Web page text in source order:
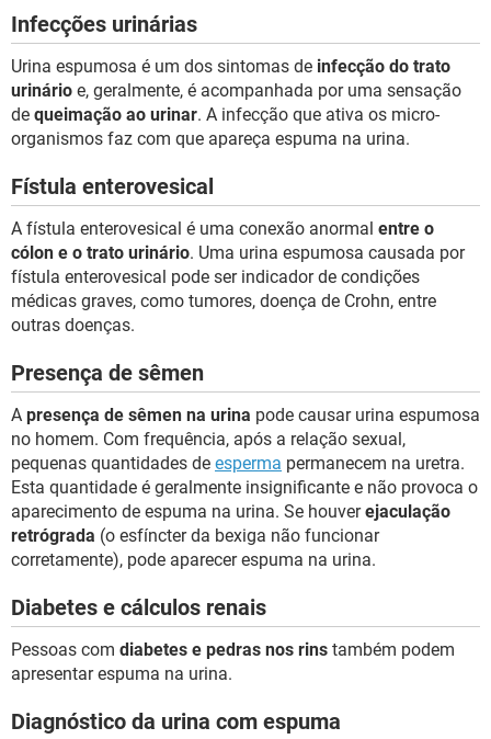
Infecções urinárias
Urina espumosa é um dos sintomas de infecção do trato
urinário e, geralmente, é acompanhada por uma sensação
de queimação ao urinar. A infecção que ativa os micro-
organismos faz com que apareça espuma na urina.
Fístula enterovesical
A fístula enterovesical é uma conexão anormal entre o
cólon e o trato urinário. Uma urina espumosa causada por
fístula enterovesical pode ser indicador de condições
médicas graves, como tumores, doença de Crohn, entre
outras doenças.
Presença de sêmen
A presença de sêmen na urina pode causar urina espumosa
no homem. Com frequência, após a relação sexual,
pequenas quantidades de esperma permanecem na uretra.
Esta quantidade é geralmente insignificante e não provoca o
aparecimento de espuma na urina. Se houverejaculação
retrógrada (o esfíncter da bexiga não funcionar
corretamente), pode aparecer espuma na urina.
Diabetes e cálculos renais
Pessoas com diabetes e pedras nos rins também podem
apresentar espuma na urina.
Diagnóstico da urina com espuma